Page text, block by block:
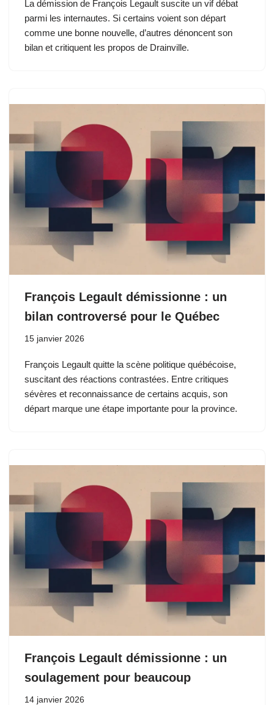
La démission de François Legault suscite un vif débat
parmi les internautes. Si certains voient son départ
comme une bonne nouvelle, d’autres dénoncent son
bilan et critiquent les propos de Drainville.
François Legault démissionne : un
bilan controversé pour le Québec
15 janvier 2026
François Legault quitte la scène politique québécoise,
suscitant des réactions contrastées. Entre critiques
sévères et reconnaissance de certains acquis, son
départ marque une étape importante pour la province.
François Legault démissionne : un
soulagement pour beaucoup
14 janvier 2026